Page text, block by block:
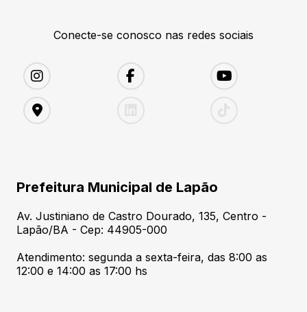
Conecte-se conosco nas redes sociais
Prefeitura Municipal de Lapão
Av. Justiniano de Castro Dourado, 135, Centro -
Lapão/BA - Cep: 44905-000
Atendimento: segunda a sexta-feira, das 8:00 as
12:00 e 14:00 as 17:00 hs